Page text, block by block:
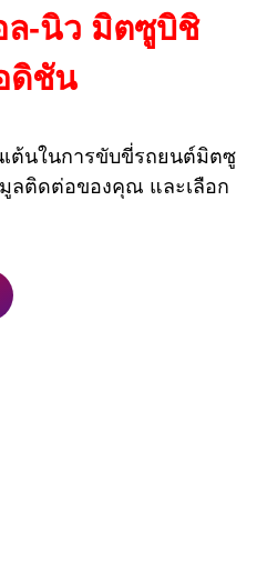
ล-นิว มิตซูบิชิ
ดิชัน
ต้นในการขับขี่รถยนต์มิตซู
ลติดต่อของคุณ และเลือก